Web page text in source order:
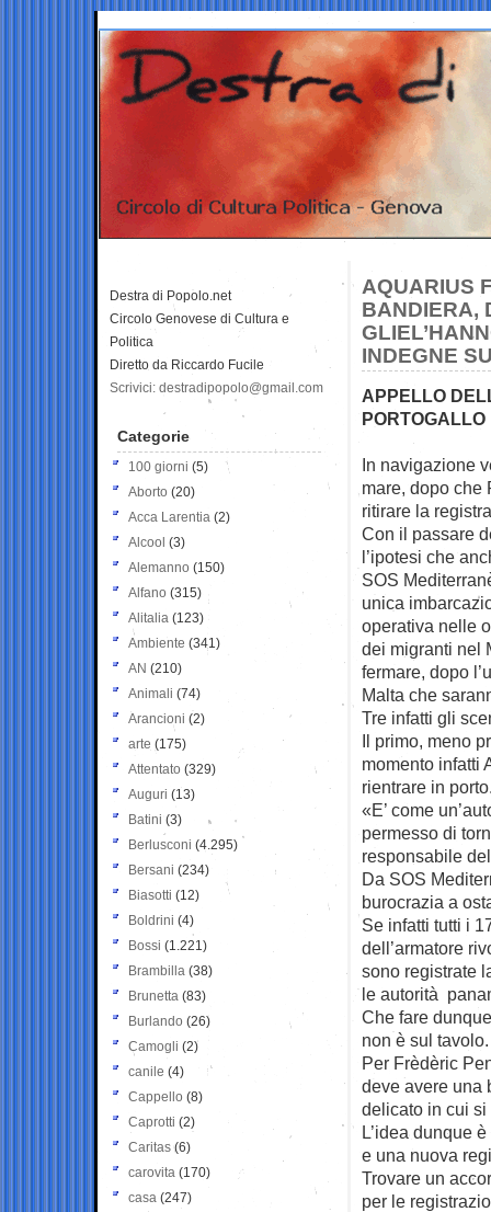
AQUARIUS
BANDIERA,
INDEGNE
APPELLO
In navigazione
mare, dopo che
ritirare la
Con il passare
l’ipotesi che
SOS
unica
operativa nelle
dei migranti nel
fermare, dopo
Malta che
Tre infatti gli
Il primo, meno
momento infatti
rientrare in
«E’ come
permesso di
responsabile
Da SOS
burocrazia a
Se infatti tutti i
dell’armatore
sono registrate
le autorità
Che fare
non è sul tavolo.
Per Frèdèric
deve avere una
delicato in cui
L’idea dunque
e una nuova
Trovare un
per le
Destra di Popolo.net
Circolo Genovese di Cultura e
Politica
Diretto da Riccardo Fucile
Scrivici: destradipopolo@gmail.com
Categorie
100 giorni (5)
Aborto (20)
Acca Larentia (2)
Alcool (3)
Alemanno (150)
Alfano (315)
Alitalia (123)
Ambiente (341)
AN (210)
Animali (74)
Arancioni (2)
arte (175)
Attentato (329)
Auguri (13)
Batini (3)
Berlusconi (4.295)
Bersani (234)
Biasotti (12)
Boldrini (4)
Bossi (1.221)
Brambilla (38)
Brunetta (83)
Burlando (26)
Camogli (2)
canile (4)
Cappello (8)
Caprotti (2)
Caritas (6)
carovita (170)
casa (247)